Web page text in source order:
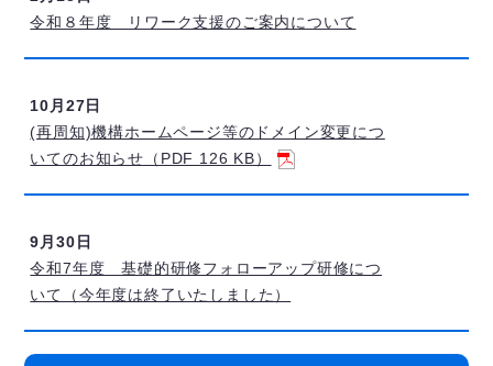
令和８年度 リワーク支援のご案内について
10月27日
(再周知)機構ホームページ等のドメイン変更につ
いてのお知らせ（PDF 126 KB）
9月30日
令和7年度 基礎的研修フォローアップ研修につ
いて（今年度は終了いたしました）